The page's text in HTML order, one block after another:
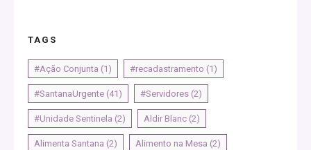
TAGS
#Ação Conjunta (1) #recadastramento (1)
#SantanaUrgente (41) #Servidores (2)
#Unidade Sentinela (2) Aldir Blanc (2)
Alimenta Santana (2) Alimento na Mesa (2)